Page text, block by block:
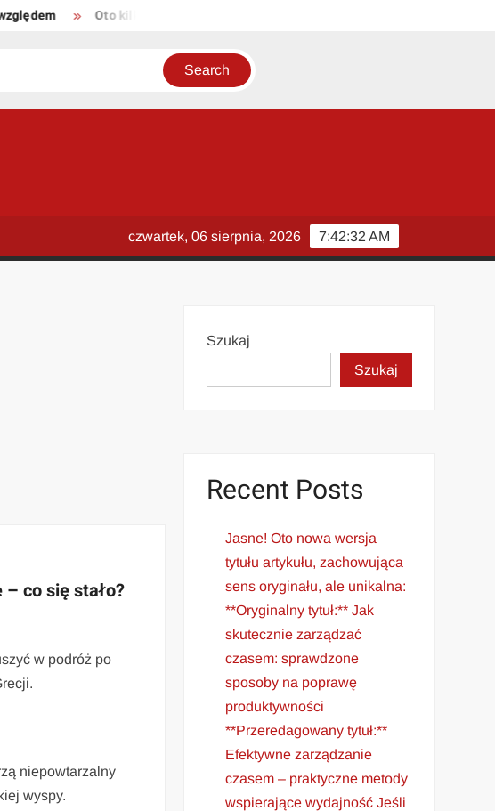
Oto kilka propozycji unikalnych tytułów zachowujących sens
7:42:32 AM
czwartek, 06 sierpnia, 2026
co się stało?
w podróż po
niepowtarzalny
wyspy.
Szukaj
Szukaj
Recent Posts
Jasne! Oto nowa wersja
tytułu artykułu, zachowująca
sens oryginału, ale unikalna:
**Oryginalny tytuł:** Jak
skutecznie zarządzać
czasem: sprawdzone
sposoby na poprawę
produktywności
**Przeredagowany tytuł:**
Efektywne zarządzanie
czasem – praktyczne metody
wspierające wydajność Jeśli